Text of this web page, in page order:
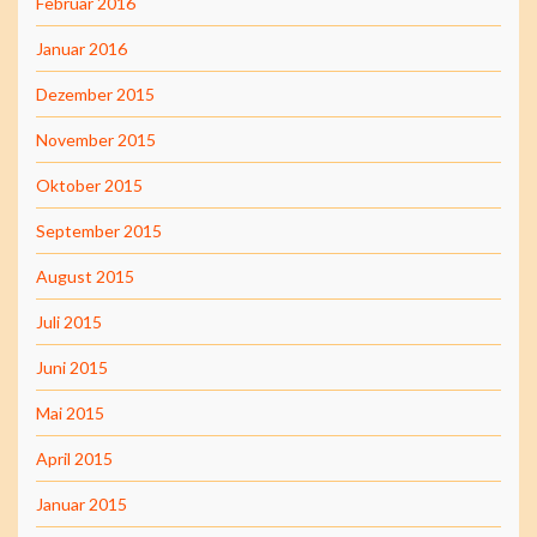
Januar 2016
Dezember 2015
November 2015
Oktober 2015
September 2015
August 2015
Juli 2015
Juni 2015
Mai 2015
April 2015
Januar 2015